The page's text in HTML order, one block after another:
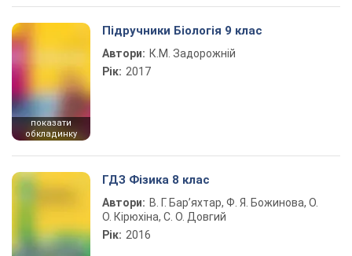
показати
обкладинку
Підручники Біологія 9 клас
Автори: К.М. Задорожній
Рік: 2017
ГДЗ Фізика 8 клас
Автори: В. Г. Бар’яхтар, Ф. Я. Божинова, О.
О. Кірюхіна, С. О. Довгий
Рік: 2016